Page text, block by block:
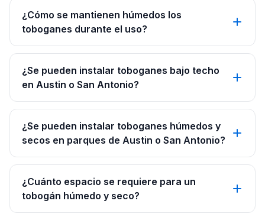
¿Cómo se mantienen húmedos los
toboganes durante el uso?
¿Se pueden instalar toboganes bajo techo
en Austin o San Antonio?
¿Se pueden instalar toboganes húmedos y
secos en parques de Austin o San Antonio?
¿Cuánto espacio se requiere para un
tobogán húmedo y seco?